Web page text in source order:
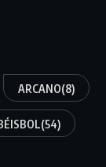
ARCANO(8)
(54)